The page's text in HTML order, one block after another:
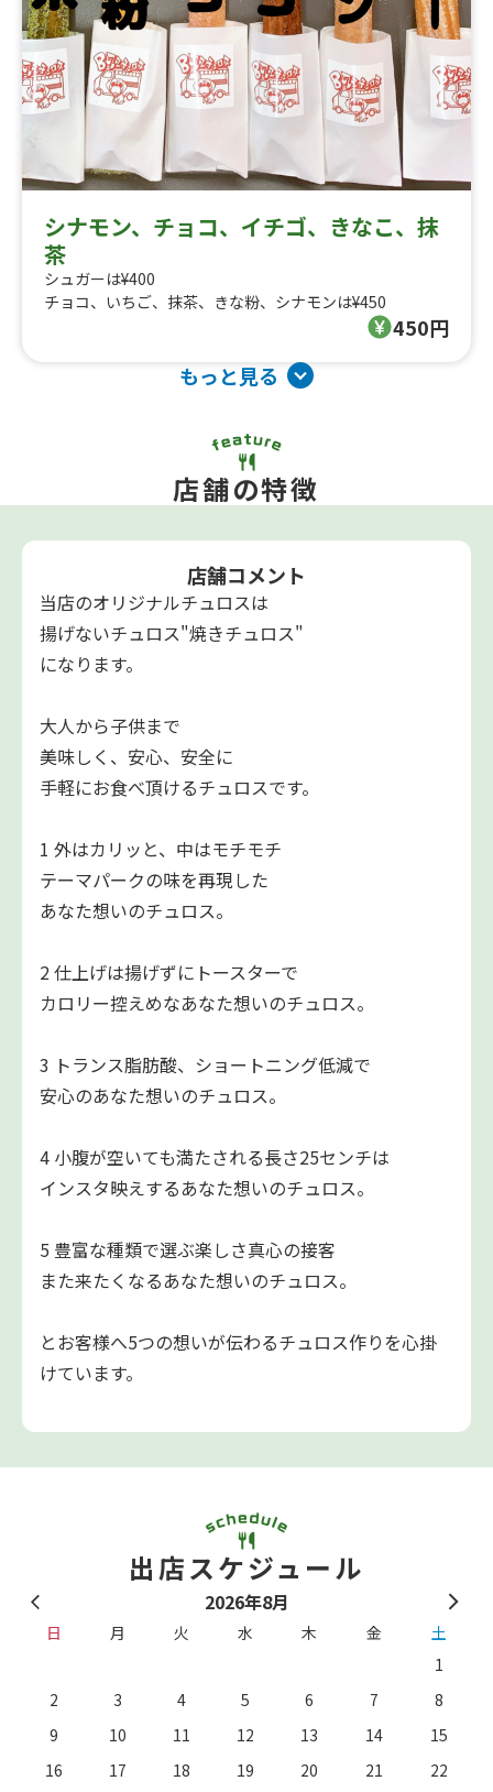
シナモン、チョコ、イチゴ、きなこ、抹
茶
シュガーは¥400
チョコ、いちご、抹茶、きな粉、シナモンは¥450
450円
もっと見る
店舗の特徴
店舗コメント
当店のオリジナルチュロスは
揚げないチュロス"焼きチュロス"
になります。
大人から子供まで
美味しく、安心、安全に
手軽にお食べ頂けるチュロスです。
1 外はカリッと、中はモチモチ
テーマパークの味を再現した
あなた想いのチュロス。
2 仕上げは揚げずにトースターで
カロリー控えめなあなた想いのチュロス。
3 トランス脂肪酸、ショートニング低減で
安心のあなた想いのチュロス。
4 小腹が空いても満たされる長さ25センチは
インスタ映えするあなた想いのチュロス。
5 豊富な種類で選ぶ楽しさ真心の接客
また来たくなるあなた想いのチュロス。
とお客様へ5つの想いが伝わるチュロス作りを心掛
けています。
出店スケジュール
2026年8月
日 月 火 水 木 金
土
1
2
3 4 5 6 7
8
9
10 11 12 13 14
15
16
17 18 19 20 21
22